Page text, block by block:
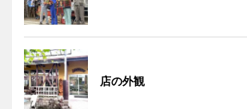
店の外観